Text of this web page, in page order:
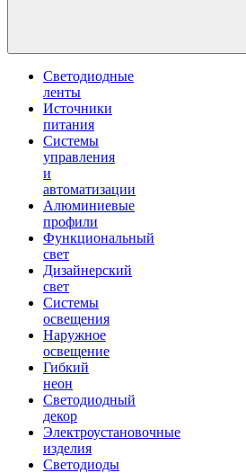
Светодиодные
ленты
Источники
питания
Системы
управления
и
автоматизации
Алюминиевые
профили
Функциональный
свет
Дизайнерский
свет
Системы
освещения
Наружное
освещение
Гибкий
неон
Светодиодный
декор
Электроустановочные
изделия
Светодиоды